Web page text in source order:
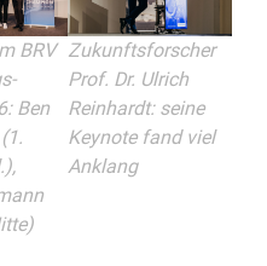
BRV
Ben
Zukunftsforscher
Prof. Dr. Ulrich
Reinhardt: seine
Keynote fand viel
Anklang